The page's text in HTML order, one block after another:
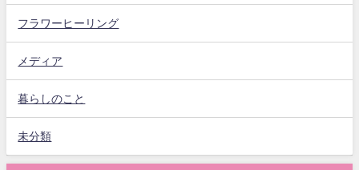
フラワーヒーリング
メディア
暮らしのこと
未分類